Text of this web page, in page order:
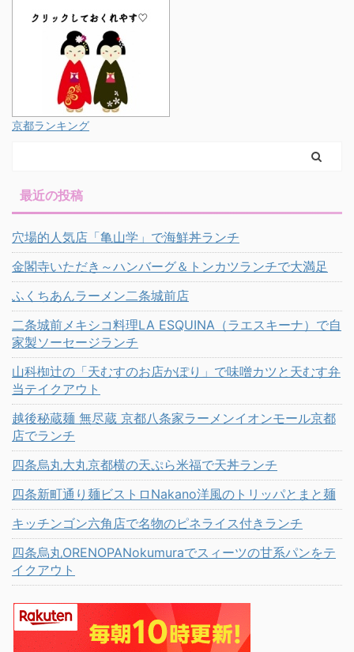
京都ランキング
最近の投稿
穴場的人気店「亀山学」で海鮮丼ランチ
金閣寺いただき～ハンバーグ＆トンカツランチで大満足
ふくちあんラーメン二条城前店
二条城前メキシコ料理LA ESQUINA（ラエスキーナ）で自
家製ソーセージランチ
山科椥辻の「天むすのお店かぽり」で味噌カツと天むす弁
当テイクアウト
越後秘蔵麺 無尽蔵 京都八条家ラーメンイオンモール京都
店でランチ
四条烏丸大丸京都横の天ぷら米福で天丼ランチ
四条新町通り麺ビストロNakano洋風のトリッパとまと麺
キッチンゴン六角店で名物のピネライス付きランチ
四条烏丸ORENOPANokumuraでスィーツの甘系パンをテ
イクアウト